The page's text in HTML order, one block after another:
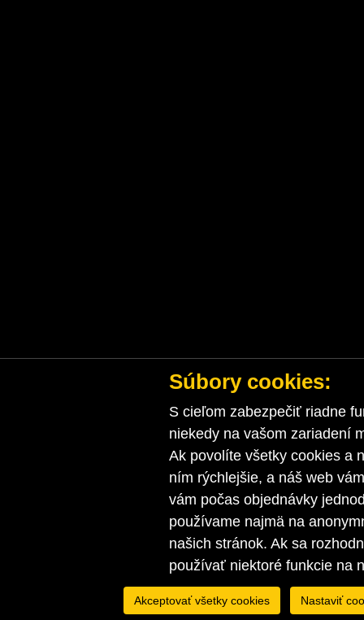
Súbory cookies:
S cieľom zabezpečiť riadne
niekedy na vašom zariadení
Ak povolíte všetky cookies a
ním rýchlejšie, a náš web
vám počas objednávky
používame najmä na
našich stránok. Ak sa
používať niektoré funkcie na
Akceptovať všetky cookies Nastaviť